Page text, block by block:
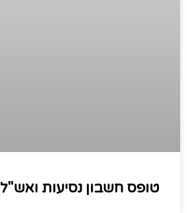
טופס חשבון נסיעות ואש"ל